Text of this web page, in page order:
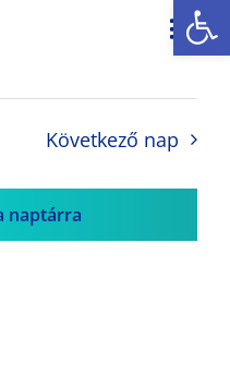
Nap
Következő nap
naptárra